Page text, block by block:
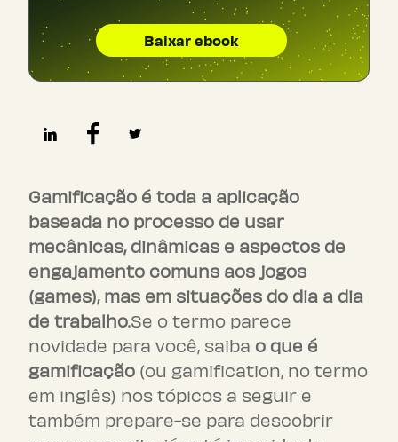
Baixar ebook
Gamificação é toda a aplicação
baseada no processo de usar
mecânicas, dinâmicas e aspectos de
engajamento comuns aos jogos
(games), mas em situações do dia a dia
de trabalho.Se o termo parece
novidade para você, saiba o que é
gamificação (ou gamification, no termo
em inglês) nos tópicos a seguir e
também prepare-se para descobrir